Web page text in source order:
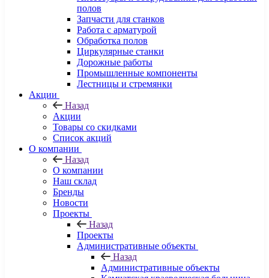
полов
Запчасти для станков
Работа с арматурой
Обработка полов
Циркулярные станки
Дорожные работы
Промышленные компоненты
Лестницы и стремянки
Акции
Назад
Акции
Товары со скидками
Список акций
О компании
Назад
О компании
Наш склад
Бренды
Новости
Проекты
Назад
Проекты
Административные объекты
Назад
Административные объекты